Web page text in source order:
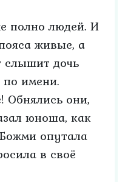
полно людей. И
живые, а
слышит дочь
имени.
Обнялись они,
юноша, как
опутала
в своё